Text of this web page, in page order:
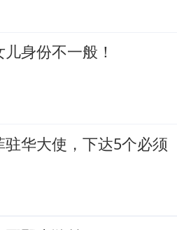
身份不一般！
华大使，下达5个必须